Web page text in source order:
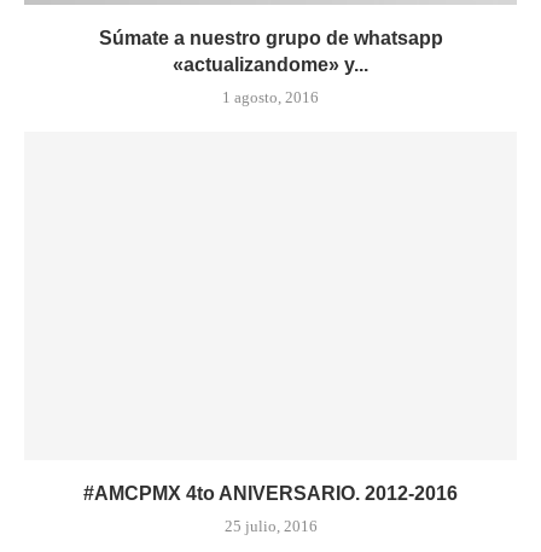
Súmate a nuestro grupo de whatsapp
«actualizandome» y...
1 agosto, 2016
#AMCPMX 4to ANIVERSARIO. 2012-2016
25 julio, 2016